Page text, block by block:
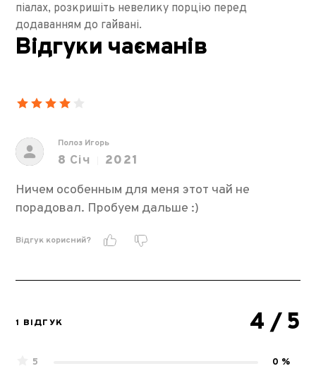
піалах, розкришіть невелику порцію перед
додаванням до гайвані.
Відгуки чаєманів
Полоз Игорь
8 Січ
2021
Ничем особенным для меня этот чай не
порадовал. Пробуем дальше :)
Відгук корисний?
1 ВІДГУК 4 / 5
5
0 %